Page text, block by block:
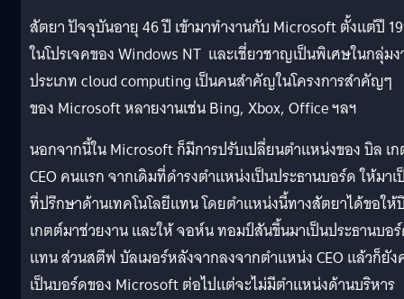
สัตยา ปัจจุบันอายุ 46 ปี เข้ามาทำงานกับ Microsoft ตั้งแต่ปี
ในโปรเจคของ Windows NT และเชี่ยวชาญเป็นพิเศษในกลุ่ม
ประเภท cloud computing เป็นคนสำคัญในโครงการสำคัญๆ
ของ Microsoft หลายงานเช่น Bing, Xbox, Office ฯลฯ
นอกจากนี้ใน Microsoft ก็มีการปรับเปลี่ยนตำแหน่งของ บิล เ
CEO คนแรก จากเดิมที่ดำรงตำแหน่งเป็นประธานบอร์ด ให้มาเ
ที่ปรึกษาด้านเทคโนโลยีแทน โดยตำแหน่งนี้ทางสัตยาได้ขอให้
เกตต์มาช่วยงาน และให้ จอห์น ทอมป์สันขึ้นมาเป็นประธานบอ
แทน ส่วนสตีฟ บัลเมอร์หลังจากลงจากตำแหน่ง CEO แล้วก็ยัง
เป็นบอร์ดของ Microsoft ต่อไปแต่จะไม่มีตำแหน่งด้านบริหาร